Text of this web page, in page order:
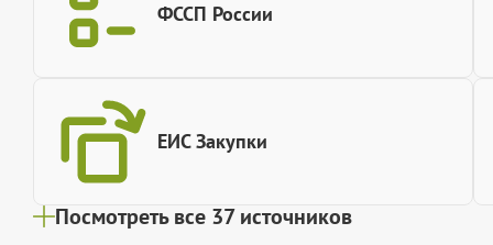
ФССП России
ЕИС Закупки
Посмотреть все 37 источников